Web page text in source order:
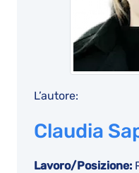
L’autore:
Claudia
Lavoro/Posizione: